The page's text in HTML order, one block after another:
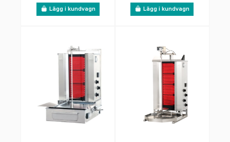
Lägg i kundvagn Lägg i kundvagn